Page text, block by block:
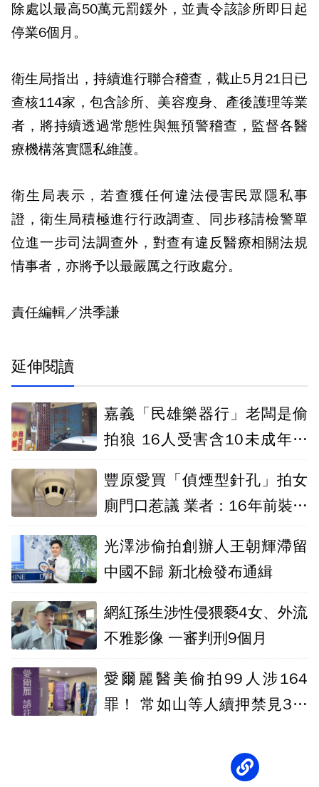
除處以最高50萬元罰鍰外，並責令該診所即日起
停業6個月。
衛生局指出，持續進行聯合稽查，截止5月21日已
查核114家，包含診所、美容瘦身、產後護理等業
者，將持續透過常態性與無預警稽查，監督各醫
療機構落實隱私維護。
衛生局表示，若查獲任何違法侵害民眾隱私事
證，衛生局積極進行行政調查、同步移請檢警單
位進一步司法調查外，對查有違反醫療相關法規
情事者，亦將予以最嚴厲之行政處分。
責任編輯／洪季謙
延伸閱讀
嘉義「民雄樂器行」老闆是偷
拍狼 16人受害含10未成年檢
豐原愛買「偵煙型針孔」拍女
廁門口惹議 業者：16年前裝設
光澤涉偷拍創辦人王朝輝滯留
中國不歸 新北檢發布通緝
網紅孫生涉性侵猥褻4女、外流
不雅影像 一審判刑9個月
愛爾麗醫美偷拍99人涉164
罪！ 常如山等人續押禁見3個